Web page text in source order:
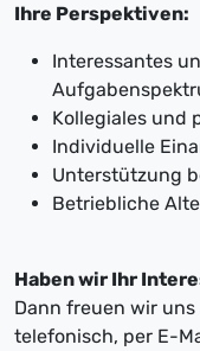
Ihre Perspektiven:
Interessantes
Kollegiales und
Individuelle
Unterstützung
Betriebliche
Haben wir Ihr
Dann freuen wir
telefonisch, per E-